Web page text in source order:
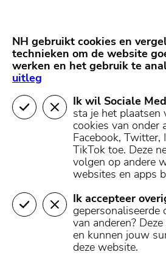
Mijn regio
NH gebruikt cookies en
technieken om de website
werken en het gebruik te
uitleg
Ik wil Sociale
sta je het plaatsen
cookies van onder
Facebook, Twitter,
TikTok toe. Deze
volgen op andere
websites en apps
Ik accepteer
gepersonaliseerde
van anderen?
en kunnen jouw
deze website.